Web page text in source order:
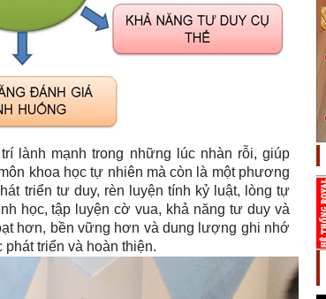
lành mạnh trong những lúc nhàn rỗi, giúp
khoa học tự nhiên mà còn là một phương
triển tư duy, rèn luyện tính kỷ luật, lòng tự
học, tập luyệncờ vua, khả năng tư duy và
hơn, bền vững hơn và dung lượng ghi nhớ
triển và hoàn thiện.